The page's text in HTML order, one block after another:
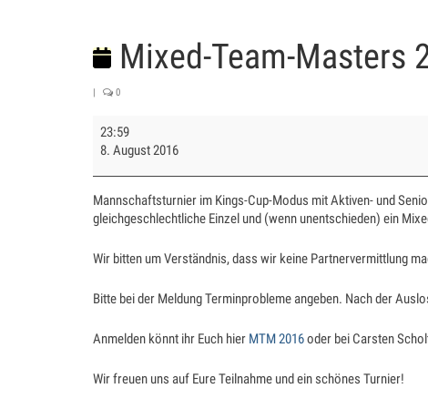
Mixed-Team-Masters
| 0
Mixed-
Team-
Masters
2016
23:59
8. August 2016
Mannschaftsturnier im Kings-Cup-Modus mit Aktiven- und
gleichgeschlechtliche Einzel und (wenn unentschieden) ein
Wir bitten um Verständnis, dass wir keine Partnervermittlung
Bitte bei der Meldung Terminprobleme angeben. Nach der
Anmelden könnt ihr Euch hier MTM 2016oder bei Carsten
Wir freuen uns auf Eure Teilnahme und ein schönes Turnier!